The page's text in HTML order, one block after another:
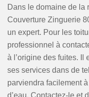
Dans le domaine de la
Couverture Zinguerie
un expert. Pour les
professionnel à
à l’origine des fuites. Il
ses services dans de
parviendra facilement
d’eau. Contactez-le et